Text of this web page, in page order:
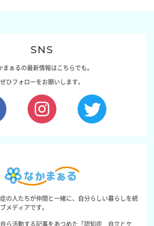
SNS
まぁるの最新情報はこちらでも。
ぜひフォローをお願いします。
の人たちが仲間と一緒に、自分らしい暮らしを続
メディアです。
ら活動する記事をあつめた「認知症 自立とケ